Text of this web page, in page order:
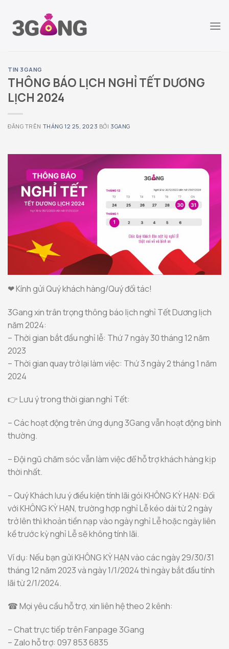
đến
TIN 3GANG
THÔNG BÁO LỊCH NGHỈ TẾT DƯƠNG
LỊCH 2024
ĐĂNG TRÊN THÁNG 12 25, 2023 BỞI 3GANG
❤ Kính gửi Quý khách hàng/Quý đối tác!
3Gang xin trân trọng thông báo lịch nghỉ Tết Dương lịch
năm 2024:
– Thời gian bắt đầu nghỉ lễ: Thứ 7 ngày 30 tháng 12 năm
2023
– Thời gian quay trở lại làm việc: Thứ 3 ngày 2 tháng 1 năm
2024
👉Lưu ý trong thời gian nghỉ Tết:
– Các hoạt động trên ứng dụng 3Gang vẫn hoạt động bình
thường.
– Đội ngũ chăm sóc vẫn làm việc để hỗ trợ khách hàng kịp
thời nhất.
– Quý Khách lưu ý điều kiện tính lãi gói KHÔNG KỲ HẠN: Đối
với KHÔNG KỲ HẠN, trường hợp nghỉ Lễ kéo dài từ 2 ngày
trở lên thì khoản tiền nạp vào ngày nghỉ Lễ hoặc ngày liên
kề trước kỳ nghỉ Lễ sẽ không tính lãi.
Ví dụ: Nếu bạn gửi KHÔNG KỲ HẠN vào các ngày 29/30/31
tháng 12 năm 2023 và ngày 1/1/2024 thì ngày bắt đầu tính
lãi từ 2/1/2024.
☎ Mọi yêu cầu hỗ trợ, xin liên hệ theo 2 kênh:
– Chat trực tiếp trên Fanpage 3Gang
– Zalo hỗ trợ: 097 853 6835